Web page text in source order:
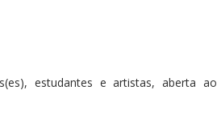
estudantes e artistas, aberta ao